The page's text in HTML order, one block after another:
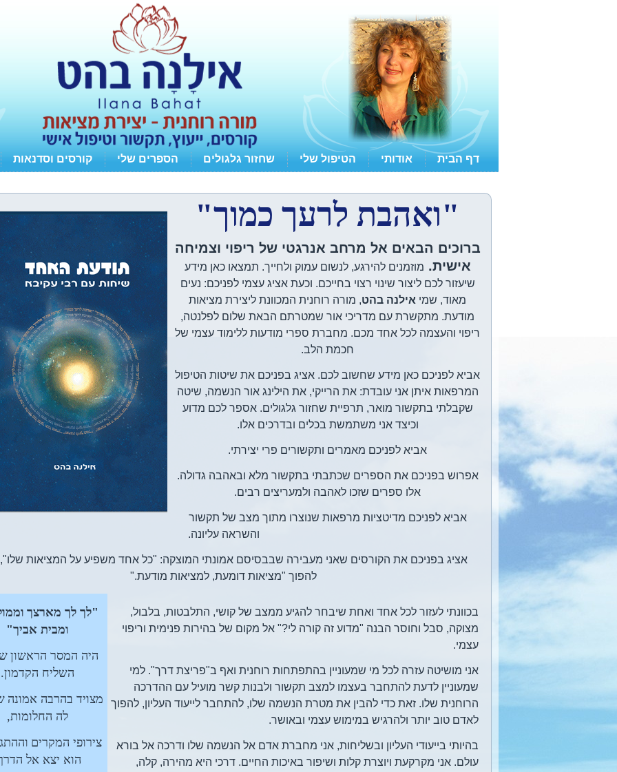
דף הבית אודותי הטיפול שלי שחזור גלגולים הספרים שלי קורסים וסדנאות
"ואהבת לרעך כמוך"
ברוכים הבאים אל מרחב אנרגטי של ריפוי וצמיחה
אישית. מוזמנים להירגע, לנשום עמוק ולחייך. תמצאו כאן מידע
שיעזור לכם ליצור שינוי רצוי בחייכם. וכעת אציג עצמי לפניכם: נעים
מאוד, שמי אילנה בהט, מורה רוחנית המכוונת ליצירת מציאות
מודעת. מתקשרת עם מדריכי אור שמטרתם הבאת שלום לפלנטה,
ריפוי והעצמה לכל אחד מכם. מחברת ספרי מודעות ללימוד עצמי של
חכמת הלב.
אביא לפניכם כאן מידע שחשוב לכם. אציג בפניכם את שיטות הטיפול
המרפאות איתן אני עובדת: את הרייקי, את הילינג אור הנשמה, שיטה
שקבלתי בתקשור מואר, תרפיית שחזור גלגולים. אספר לכם מדוע
וכיצד אני משתמשת בכלים ובדרכים אלו.
אביא לפניכם מאמרים ותקשורים פרי יצירתי.
אפרוש בפניכם את הספרים שכתבתי בתקשור מלא ובאהבה גדולה.
אלו ספרים שזכו לאהבה ולמעריצים רבים.
אביא לפניכם מדיטציות מרפאות שנוצרו מתוך מצב של תקשור
והשראה עליונה.
אציג בפניכם את הקורסים שאני מעבירה שבבסיסם אמונתי המוצקה: "כל אחד משפיע על המציאות שלו",
להפוך "מציאות דומעת, למציאות מודעת."
בכוונתי לעזור לכל אחד ואחת שיבחר להגיע ממצב של קושי, התלבטות, בלבול,
מצוקה, סבל וחוסר הבנה "מדוע זה קורה לי?" אל מקום של בהירות פנימית וריפוי
עצמי.
אני מושיטה עזרה לכל מי שמעוניין בהתפתחות רוחנית ואף ב"פריצת דרך". למי
שמעוניין לדעת להתחבר בעצמו למצב תקשור ולבנות קשר מועיל עם ההדרכה
הרוחנית שלו. זאת כדי להבין את מטרת הנשמה שלו, להתחבר לייעוד העליון, להפוך
לאדם טוב יותר ולהרגיש במימוש עצמי ובאושר.
בהיותי בייעודי העליון ובשליחות, אני מחברת אדם אל הנשמה שלו ודרכה אל בורא
עולם. אני מקרקעת ויוצרת קלות ושיפור באיכות החיים. דרכי היא מהירה, קלה,
"לך לך מארצך
ומבית אביך"
היה המסר הראשון
השליח הקדמון.
מצויד בהרבה אמונה
לה החלומות,
צירופי המקרים
הוא יצא אל